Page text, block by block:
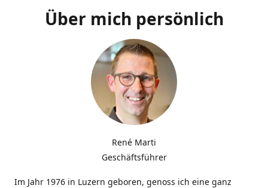
Über mich persönlich
René Marti
Geschäftsführer
Im Jahr 1976 in Luzern geboren, genoss ich eine ganz